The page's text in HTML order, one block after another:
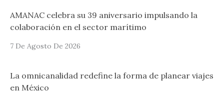
AMANAC celebra su 39 aniversario impulsando la
colaboración en el sector marítimo
7 De Agosto De 2026
La omnicanalidad redefine la forma de planear viajes
en México